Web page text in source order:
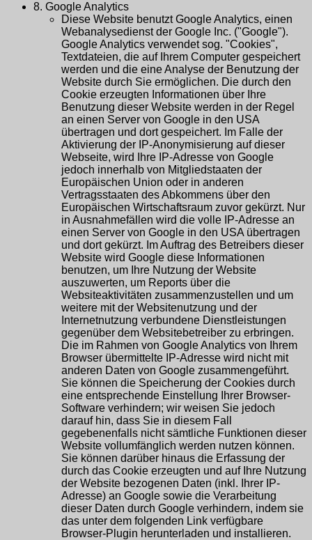
8. Google Analytics
Diese Website benutzt Google Analytics, einen
Webanalysedienst der Google Inc. ("Google").
Google Analytics verwendet sog. "Cookies",
Textdateien, die auf Ihrem Computer gespeichert
werden und die eine Analyse der Benutzung der
Website durch Sie ermöglichen. Die durch den
Cookie erzeugten Informationen über Ihre
Benutzung dieser Website werden in der Regel
an einen Server von Google in den USA
übertragen und dort gespeichert. Im Falle der
Aktivierung der IP-Anonymisierung auf dieser
Webseite, wird Ihre IP-Adresse von Google
jedoch innerhalb von Mitgliedstaaten der
Europäischen Union oder in anderen
Vertragsstaaten des Abkommens über den
Europäischen Wirtschaftsraum zuvor gekürzt. Nur
in Ausnahmefällen wird die volle IP-Adresse an
einen Server von Google in den USA übertragen
und dort gekürzt. Im Auftrag des Betreibers dieser
Website wird Google diese Informationen
benutzen, um Ihre Nutzung der Website
auszuwerten, um Reports über die
Websiteaktivitäten zusammenzustellen und um
weitere mit der Websitenutzung und der
Internetnutzung verbundene Dienstleistungen
gegenüber dem Websitebetreiber zu erbringen.
Die im Rahmen von Google Analytics von Ihrem
Browser übermittelte IP-Adresse wird nicht mit
anderen Daten von Google zusammengeführt.
Sie können die Speicherung der Cookies durch
eine entsprechende Einstellung Ihrer Browser-
Software verhindern; wir weisen Sie jedoch
darauf hin, dass Sie in diesem Fall
gegebenenfalls nicht sämtliche Funktionen dieser
Website vollumfänglich werden nutzen können.
Sie können darüber hinaus die Erfassung der
durch das Cookie erzeugten und auf Ihre Nutzung
der Website bezogenen Daten (inkl. Ihrer IP-
Adresse) an Google sowie die Verarbeitung
dieser Daten durch Google verhindern, indem sie
das unter dem folgenden Link verfügbare
Browser-Plugin herunterladen und installieren.